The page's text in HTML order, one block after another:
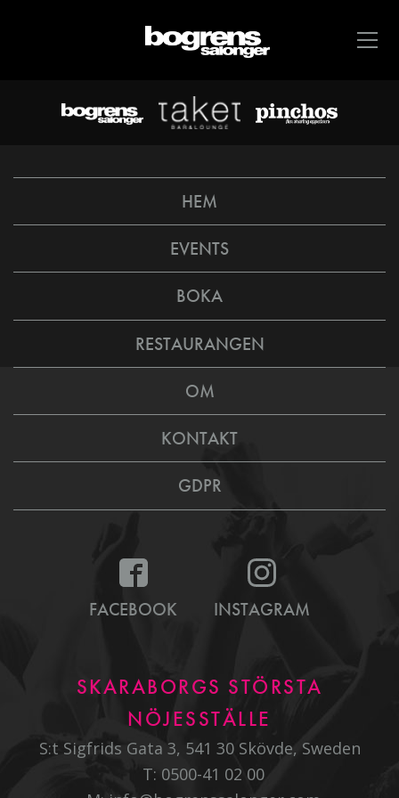
HEM
EVENTS
BOKA
RESTAURANGEN
OM
KONTAKT
GDPR
FACEBOOK INSTAGRAM
SKARABORGS STÖRSTA
NÖJESSTÄLLE
S:t Sigfrids Gata 3, 541 30 Skövde, Sweden
T: 0500-41 02 00